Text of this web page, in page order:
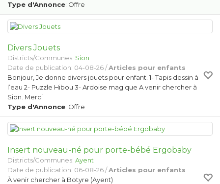
Type d'Annonce: Offre
Divers Jouets
Districts/Communes: Sion
Date de publication: 04-08-26 /Articles pour enfants
Bonjour, Je donne divers jouets pour enfant. 1- Tapis dessin à
l’eau 2- Puzzle Hibou 3- Ardoise magique A venir chercher à
Sion. Merci
Type d'Annonce: Offre
Insert nouveau-né pour porte-bébé Ergobaby
Districts/Communes: Ayent
Date de publication: 06-08-26 /Articles pour enfants
À venir chercher à Botyre (Ayent)